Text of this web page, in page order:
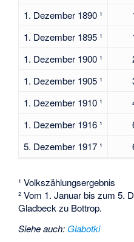
1. Dezember 1890 ¹
1. Dezember 1895 ¹
1. Dezember 1900 ¹
1. Dezember 1905 ¹
1. Dezember 1910 ¹
1. Dezember 1916 ¹
5. Dezember 1917 ¹
¹ Volkszählungsergebnis
² Vom 1. Januar bis zum 5.
Gladbeck zu Bottrop.
Siehe auch: Glabotki